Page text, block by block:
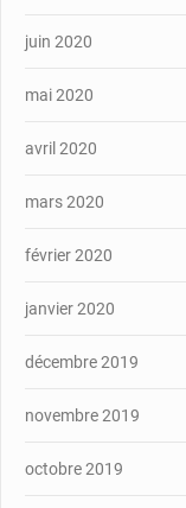
juin 2020
mai 2020
avril 2020
mars 2020
février 2020
janvier 2020
décembre 2019
novembre 2019
octobre 2019